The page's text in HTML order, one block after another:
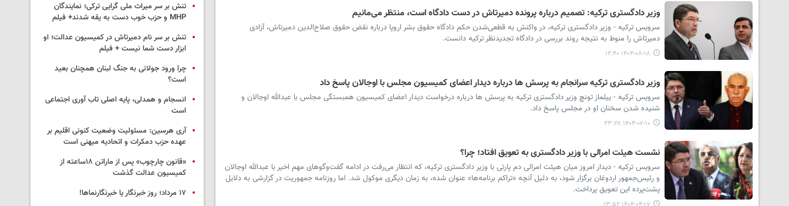
وزیر دادگستری ترکیه: تصمیم درباره پرونده دمیرتاش در دست دادگاه است، منتظر می‌مانیم
سرویس ترکیه - وزیر دادگستری ترکیه، در واکنش به قطعی‌شدن حکم دادگاه حقوق بشر اروپا درباره نقض حقوق صلاح‌الدین دمیرتاش، آزادی
دمیرتاش را منوط به نتیجه روند بررسی در دادگاه تجدیدنظر ترکیه دانست.
۱۴۰۴-۰۸-۱۸ ۱۲:۴۰
وزیر دادگستری ترکیه سرانجام به پرسش ها درباره دیدار اعضای کمیسیون مجلس با اوجالان پاسخ داد
سرویس ترکیه - ییلماز تونچ وزیر دادگستری ترکیه به پرسش ها درباره درخواست دیدار اعضای کمیسیون همبستگی مجلس با عبدالله اوجالان و
شنیده شدن سخنان او در مجلس پاسخ داد.
۱۴۰۴-۰۷-۱۰ ۲۳:۲۸
نشست هیئت امرالی با وزیر دادگستری به تعویق افتاد؛ چرا؟
سرویس ترکیه - دیدار امروز میان هیئت امرالی دم پارتی با وزیر دادگستری ترکیه، که انتظار می‌رفت در ادامه گفت‌وگوهای مهم اخیر با عبدالله اوجالان
و رئیس‌جمهور اردوغان برگزار شود، به دلیل آنچه «تراکم برنامه‌ها» عنوان شده، به زمان دیگری موکول شد. اما روزنامه جمهوریت در گزارشی به دلایل
پشت‌پرده این تعویق پرداخت.
تنش بر سر میراث ملی گرایی ترکی؛ نمایندگان
MHP و حزب خوب دست به یقه شدند+ فیلم
تنش بر سر نام دمیرتاش در کمیسیون عدالت؛ او
ابزار دست شما نیست + فیلم
چرا ورود جولانی به جنگ لبنان همچنان بعید
است؟
انسجام و همدلی، پایه اصلی تاب آوری اجتماعی
است
آری هرسین: مسئولیت وضعیت کنونی اقلیم بر
عهده حزب دمکرات و اتحادیه میهنی است
«قانون چارچوب» پس از ماراتن ۱۸ساعته از
کمیسیون عدالت گذشت
١٧ مرداد؛ روز خبرنگار یا خبرنگارنماها!